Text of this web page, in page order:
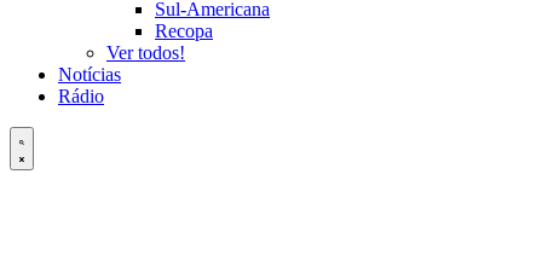
Sul-Americana
Recopa
Ver todos!
Notícias
Rádio